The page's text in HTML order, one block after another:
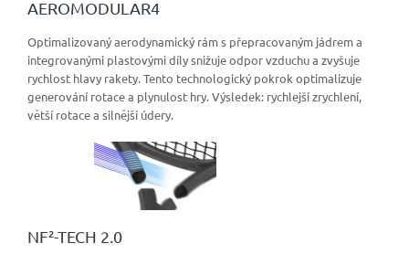
AEROMODULAR4
Optimalizovaný aerodynamický rám s přepracovaným jádrem a
integrovanými plastovými díly snižuje odpor vzduchu a zvyšuje
rychlost hlavy rakety. Tento technologický pokrok optimalizuje
generování rotace a plynulost hry. Výsledek: rychlejší zrychlení,
větší rotace a silnější údery.
NF²-TECH 2.0